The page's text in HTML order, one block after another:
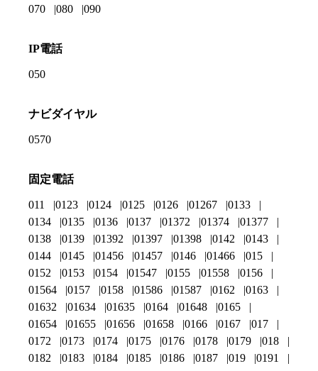
070 080 090
IP電話
050
ナビダイヤル
0570
固定電話
011 0123 0124 0125 0126 01267
0133
0134
0135 0136 0137 01372 01374
01377
0138
0139 01392 01397 01398 0142
0143
0144
0145 01456 01457 0146 01466
015
0152
0153 0154 01547 0155 01558
0156
01564
0157 0158 01586 01587 0162
0163
01632
01634 01635 0164 01648
0165
01654
01655 01656 01658 0166 0167
017
0172
0173 0174 0175 0176 0178 0179
018
0182
0183 0184 0185 0186 0187 019
0191